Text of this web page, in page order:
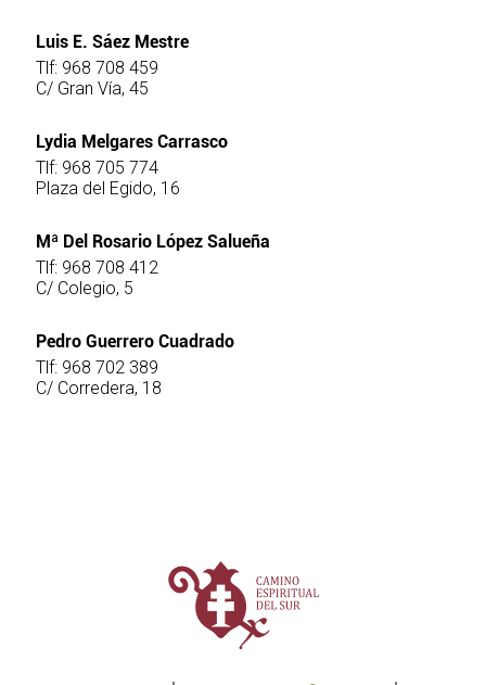
Luis E. Sáez Mestre
Tlf: 968 708 459
C/ Gran Vía, 45
Lydia Melgares Carrasco
Tlf: 968 705 774
Plaza del Egido, 16
Mª Del Rosario López Salueña
Tlf: 968 708 412
C/ Colegio, 5
Pedro Guerrero Cuadrado
Tlf: 968 702 389
C/ Corredera, 18